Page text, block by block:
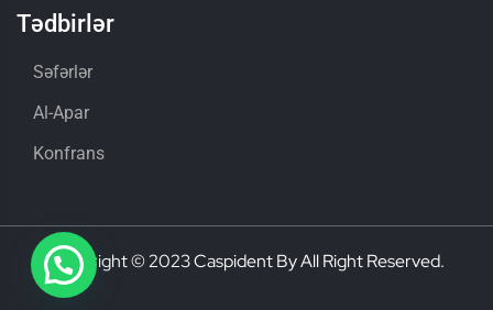
Tədbirlər
Səfərlər
Al-Apar
Konfrans
Copyright © 2023 Caspident By All Right Reserved.